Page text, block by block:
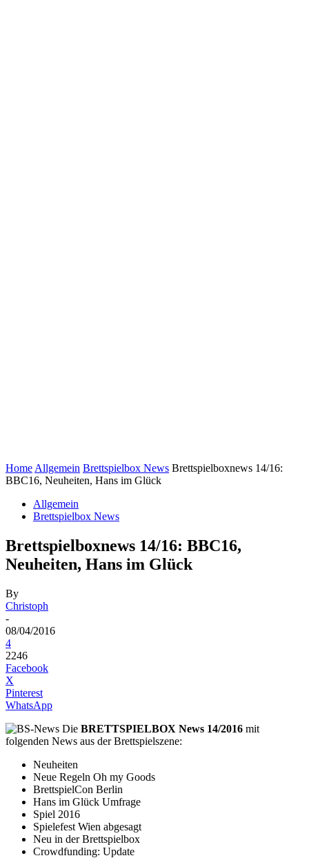
Home Allgemein Brettspielbox News Brettspielboxnews 14/16:
BBC16, Neuheiten, Hans im Glück
Allgemein
Brettspielbox News
Brettspielboxnews 14/16: BBC16,
Neuheiten, Hans im Glück
By
Christoph
-
08/04/2016
4
2246
Facebook
X
Pinterest
WhatsApp
Die BRETTSPIELBOX News 14/2016 mit
folgenden News aus der Brettspielszene:
Neuheiten
Neue Regeln Oh my Goods
BrettspielCon Berlin
Hans im Glück Umfrage
Spiel 2016
Spielefest Wien abgesagt
Neu in der Brettspielbox
Crowdfunding: Update